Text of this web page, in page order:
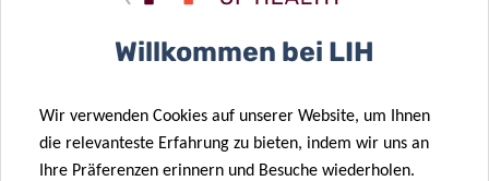
Nachricht
Willkommen bei LIH
Wir verwenden Cookies auf unserer Website, um Ihnen
die relevanteste Erfahrung zu bieten, indem wir uns an
Ihre Präferenzen erinnern und Besuche wiederholen.